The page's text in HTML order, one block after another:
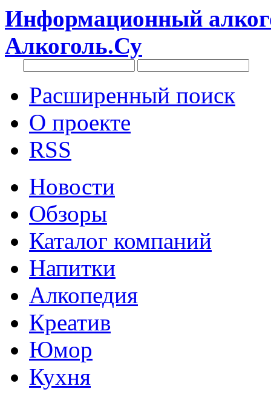
Информационный
Алкоголь.Су
Расширенный поиск
О проекте
RSS
Новости
Обзоры
Каталог компаний
Напитки
Алкопедия
Креатив
Юмор
Кухня